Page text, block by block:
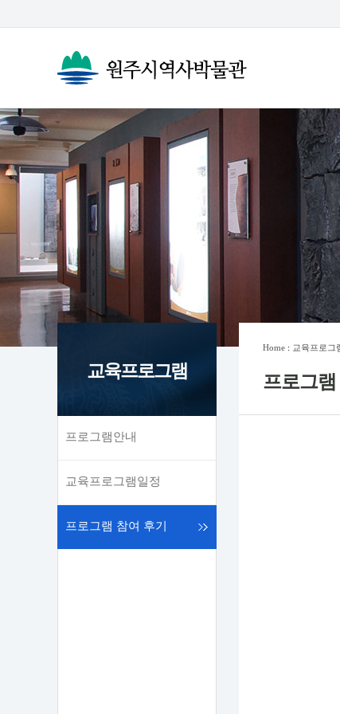
교육프로그램
프로그램안내
교육프로그램일정
프로그램 참여 후기
Home : 교육프로그
프로그램